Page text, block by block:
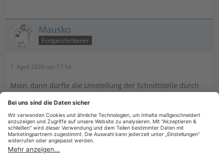
Mausko
Fortgeschrittener
1. April 2026 um 17:54
Moin, dann dürfte die Umstellung der Schnittstelle durch
das Bundeszentralamt der Grund sein.
Sollte dann mit dem Update behoben sein.
Einmal editiert, zuletzt vonMausko(1. April 2026 um 21:00)